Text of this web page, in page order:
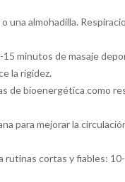
una almohadilla.
minutos de masaje
la rigidez.
de bioenergética como
para mejorar la
rutinas cortas y fiables: